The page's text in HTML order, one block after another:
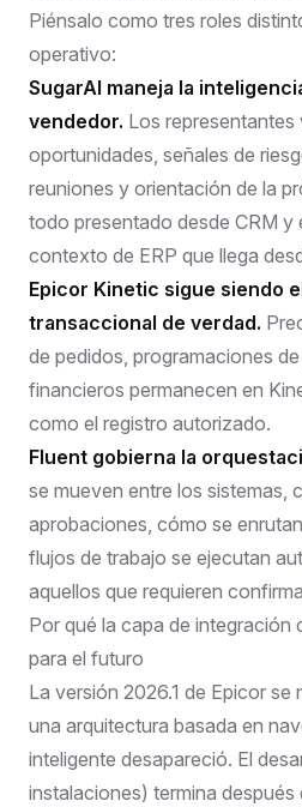
Piénsalo como tres roles
operativo:
SugarAI maneja la
vendedor. Los
oportunidades, señales de
reuniones y orientación de la
todo presentado desde CRM y
contexto de ERP que llega
Epicor Kinetic sigue siendo
transaccional de verdad.
de pedidos, programaciones
financieros permanecen en
como el registro autorizado.
Fluent gobierna la
se mueven entre los sistemas,
aprobaciones, cómo se
flujos de trabajo se ejecutan
aquellos que requieren
Por qué la capa de integración
para el futuro
La versión 2026.1 de Epicor
una arquitectura basada en
inteligente desapareció. El
instalaciones) termina después